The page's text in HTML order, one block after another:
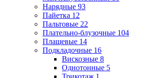
Нарядные 93
Пайетка 12
Пальтовые 22
Плательно-блузочные 104
Плащевые 14
Подкладочные 16
Вискозные 8
Однотонные 5
Трикотаж 1